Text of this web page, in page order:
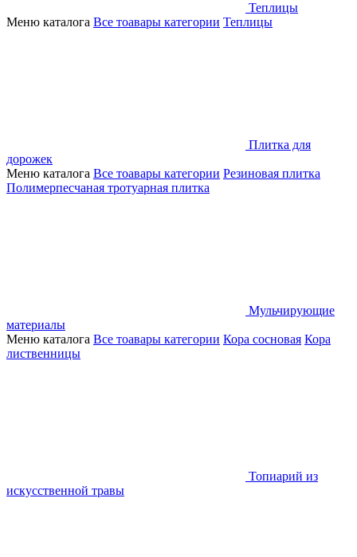
Теплицы
Меню каталога Все тоавары категории Теплицы
Плитка для
дорожек
Меню каталога Все тоавары категории Резиновая плитка
Полимерпесчаная тротуарная плитка
Мульчирующие
материалы
Меню каталога Все тоавары категории Кора сосновая Кора
лиственницы
Топиарий из
искусственной травы